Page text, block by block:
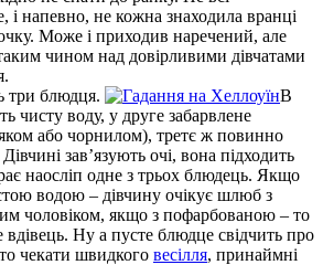
і напевно, не кожна знаходила вранці
Може і приходив наречений, але
чином над довірливими дівчатами
три блюдця.
В
чисту воду, у друге забарвлене
або чорнилом), третє ж повинно
зав’язують очі, вона підходить
наосліп одне з трьох блюдець. Якщо
водою – дівчину очікує шлюб з
чоловіком, якщо з пофарбованою – то
вдівець. Ну а пусте блюдце свідчить про
чекати швидкого весілля, принаймні